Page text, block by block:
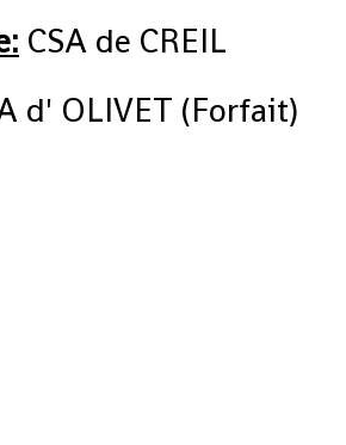
CSA de CREIL
d' OLIVET (Forfait)